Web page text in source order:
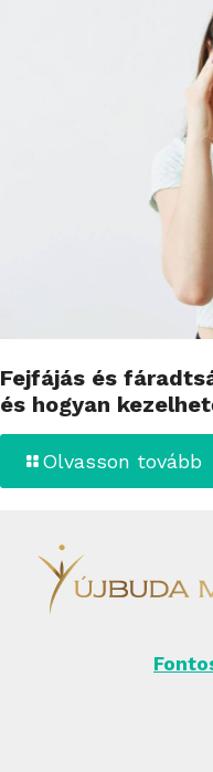
Fejfájás és
és hogyan
Olvasson tovább